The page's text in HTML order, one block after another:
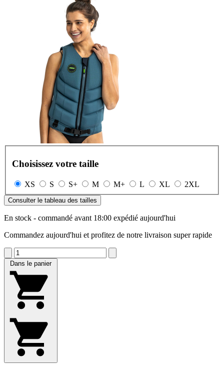
Choisissez votre taille
XS S S+ M M+ L XL 2XL
Consulter le tableau des tailles
En stock - commandé avant 18:00 expédié aujourd'hui
Commandez aujourd'hui et profitez de notre livraison super rapide
Dans le panier